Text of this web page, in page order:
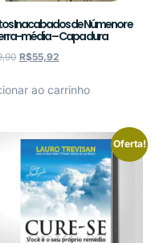
Inacabados de Númenor e
média – Capa dura
R$55,92
ao carrinho
Oferta!